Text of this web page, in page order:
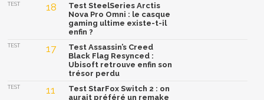
TEST 18
Test SteelSeries Arctis
Nova Pro Omni : le casque
gaming ultime existe-t-il
enfin ?
TEST 17
Test Assassin’s Creed
Black Flag Resynced :
Ubisoft retrouve enfin son
trésor perdu
TEST 11
Test StarFox Switch 2 : on
aurait préféré un remake